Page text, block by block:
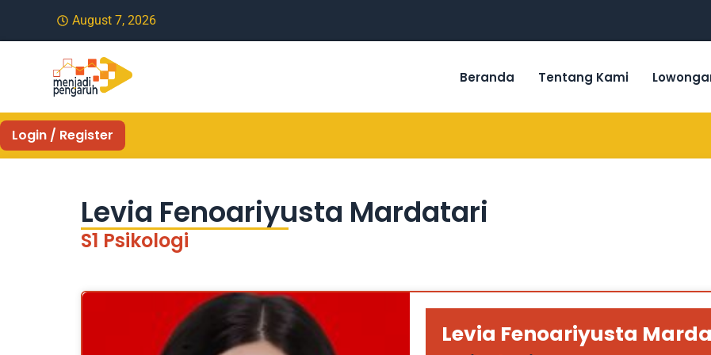
August 7, 2026
Beranda Tentang Kami
Login / Register
Levia Fenoariyusta Mardatari
S1 Psikologi
Levia Fenoariyusta